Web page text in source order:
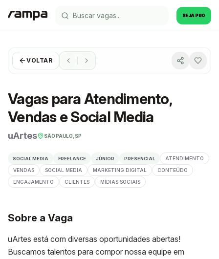
SEJA PRO
VOLTAR
Vagas para Atendimento,
Vendas e Social Media
uArtes SÃO PAULO, SP
SOCIAL MEDIA FREELANCE JÚNIOR PRESENCIAL
ATENDIMENTO
VENDAS
SOCIAL MEDIA MARKETING DIGITAL
CONTEÚDO
ENGAJAMENTO
CLIENTES MÍDIAS SOCIAIS
Sobre a Vaga
uArtes está com diversas oportunidades abertas!
Buscamos talentos para compor nossa equipe em